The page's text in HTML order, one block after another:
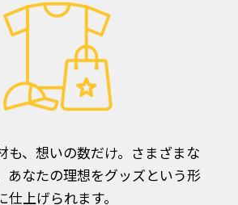
も、想いの数だけ。さまざまな
あなたの理想をグッズという形
仕上げられます。